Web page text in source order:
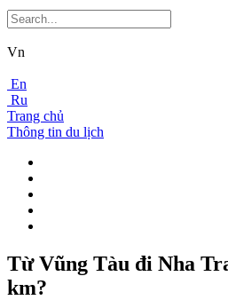
Vn
En
Ru
Trang chủ
Thông tin du lịch
Từ Vũng Tàu đi Nha
km?